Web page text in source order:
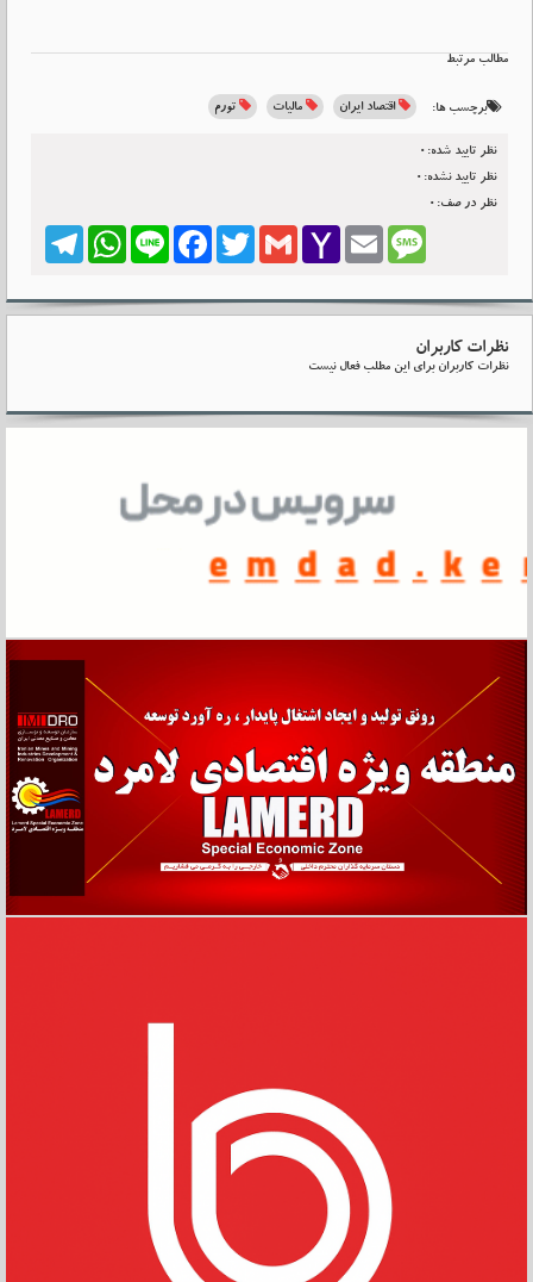
مطالب مرتبط
برچسب ها: اقتصاد ایران مالیات تورم
نظر تایید شده:0
نظر تایید نشده:0
نظر در صف:0
TelegramWhatsApp LineFacebook Twitter Gmail
Yahoo
Email Message
نظرات کاربران
نظرات کاربران برای این مطلب فعال نیست